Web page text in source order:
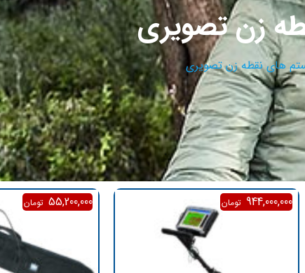
زن تصویری
های نقطه زن تصویری
944,000,000 تومان 55,200,000 تومان